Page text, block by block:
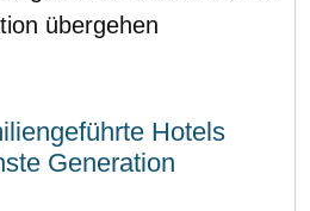
Hotels
Generation